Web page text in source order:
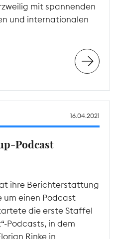
mit spannenden
und internationalen
16.04.2021
Podcast
ihre Berichterstattung
um einen Podcast
die erste Staffel
Podcasts, in dem
Rinke in